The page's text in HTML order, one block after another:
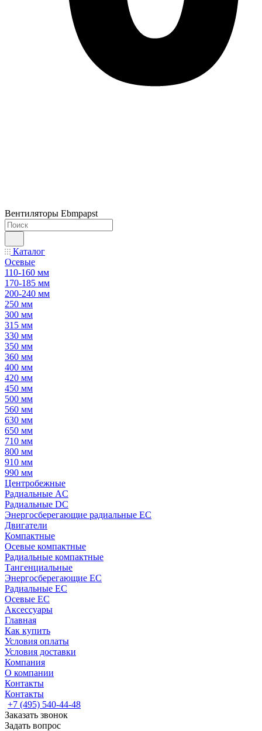
Вентиляторы Ebmpapst
Каталог
Осевые
110-160 мм
170-185 мм
200-240 мм
250 мм
300 мм
315 мм
330 мм
350 мм
360 мм
400 мм
420 мм
450 мм
500 мм
560 мм
630 мм
650 мм
710 мм
800 мм
910 мм
990 мм
Центробежные
Радиальные AC
Радиальные DC
Энергосберегающие радиальные EC
Двигатели
Компактные
Осевые компактные
Радиальные компактные
Тангенциальные
Энергосберегающие EC
Радиальные EC
Осевые EC
Аксессуары
Главная
Как купить
Условия оплаты
Условия доставки
Компания
О компании
Контакты
Контакты
+7 (495) 540-44-48
Заказать звонок
Задать вопрос